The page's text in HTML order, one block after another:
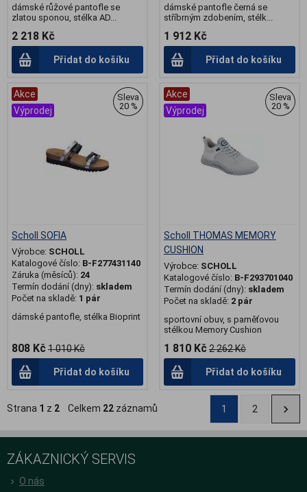
dámské růžové pantofle se
zlatou sponou, stélka AD...
2 218 Kč
Přidat do košíku
dámské pantofle černá se
stříbrným zdobením, stélk...
1 912 Kč
Přidat do košíku
Akce
Výprodej
Sleva
20 %
Scholl SOFIA
Výrobce: SCHOLL
Katalogové číslo: B-F277431140
Záruka (měsíců): 24
Termín dodání (dny): skladem
Počet na skladě: 1 pár
dámské pantofle, stélka Bioprint
808 Kč 1 010 Kč
Přidat do košíku
Akce
Výprodej
Sleva
20 %
Scholl THOMAS MEMORY
CUSHION
Výrobce: SCHOLL
Katalogové číslo: B-F293701040
Termín dodání (dny): skladem
Počet na skladě: 2 pár
sportovní obuv, s paměťovou
stélkou Memory Cushion
1 810 Kč 2 262 Kč
Přidat do košíku
Strana 1 z 2 Celkem 22 záznamů 1 2
ZÁKAZNICKÝ SERVIS
O nás